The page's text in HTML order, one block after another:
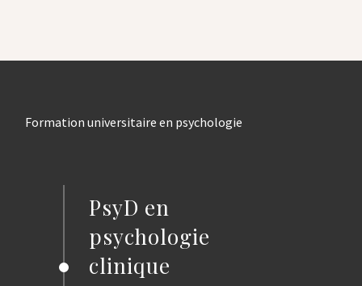
Formation universitaire en psychologie
PsyD en
psychologie
clinique